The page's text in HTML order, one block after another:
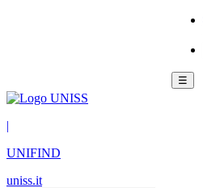
☰
|
UNIFIND
uniss.it